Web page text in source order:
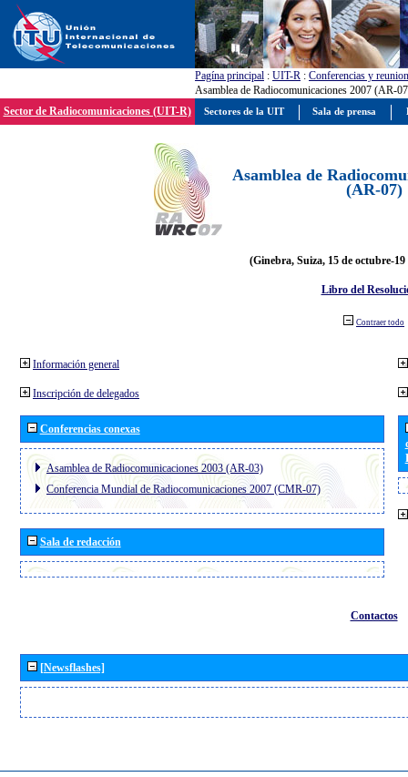
Pagína principal : UIT-R : Conferencias y
Asamblea de Radiocomunicaciones 2007 (AR-
Sector de Radiocomunicaciones (UIT-R)
Asamblea de
(AR-07)
(Ginebra, Suiza, 15 de octubre-19
Libro del
Contraer todo
Información general
Inscripción de delegados
Conferencias conexas
Asamblea de Radiocomunicaciones 2003 (AR-03)
Conferencia Mundial de Radiocomunicaciones 2007 (CMR-07)
Sala de redacción
Contactos
[Newsflashes]
Sectores de la UIT Sala de prensa